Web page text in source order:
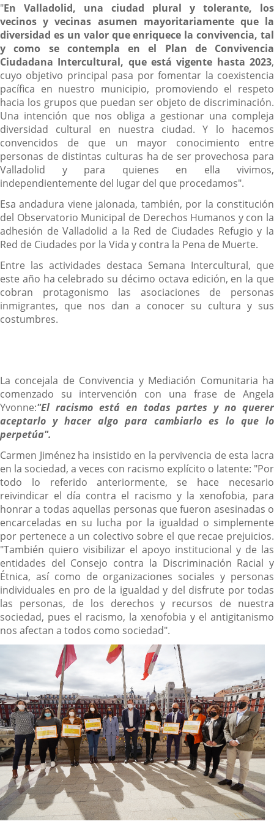
"En Valladolid, una ciudad plural y tolerante, los
vecinos y vecinas asumen mayoritariamente que la
diversidad es un valor que enriquece la convivencia, tal
y como se contempla en el Plan de Convivencia
Ciudadana Intercultural, que está vigente hasta 2023,
cuyo objetivo principal pasa por fomentar la coexistencia
pacífica en nuestro municipio, promoviendo el respeto
hacia los grupos que puedan ser objeto de discriminación.
Una intención que nos obliga a gestionar una compleja
diversidad cultural en nuestra ciudad. Y lo hacemos
convencidos de que un mayor conocimiento entre
personas de distintas culturas ha de ser provechosa para
Valladolid y para quienes en ella vivimos,
independientemente del lugar del que procedamos".
Esa andadura viene jalonada, también, por la constitución
del Observatorio Municipal de Derechos Humanos y con la
adhesión de Valladolid a la Red de Ciudades Refugio y la
Red de Ciudades por la Vida y contra la Pena de Muerte.
Entre las actividades destaca Semana Intercultural, que
este año ha celebrado su décimo octava edición, en la que
cobran protagonismo las asociaciones de personas
inmigrantes, que nos dan a conocer su cultura y sus
costumbres.
La concejala de Convivencia y Mediación Comunitaria ha
comenzado su intervención con una frase de Angela
Yvonne:"El racismo está en todas partes y no querer
aceptarlo y hacer algo para cambiarlo es lo que lo
perpetúa".
Carmen Jiménez ha insistido en la pervivencia de esta lacra
en la sociedad, a veces con racismo explícito o latente: "Por
todo lo referido anteriormente, se hace necesario
reivindicar el día contra el racismo y la xenofobia, para
honrar a todas aquellas personas que fueron asesinadas o
encarceladas en su lucha por la igualdad o simplemente
por pertenece a un colectivo sobre el que recae prejuicios.
"También quiero visibilizar el apoyo institucional y de las
entidades del Consejo contra la Discriminación Racial y
Étnica, así como de organizaciones sociales y personas
individuales en pro de la igualdad y del disfrute por todas
las personas, de los derechos y recursos de nuestra
sociedad, pues el racismo, la xenofobia y el antigitanismo
nos afectan a todos como sociedad".